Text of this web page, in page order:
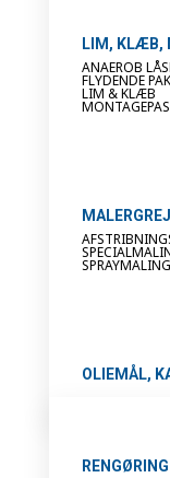
LIM, KLÆB,
ANAEROB
FLYDENDE
LIM & KLÆB
MALERGREJ
SPRAYMALING
OLIEMÅL,
RENGØRING